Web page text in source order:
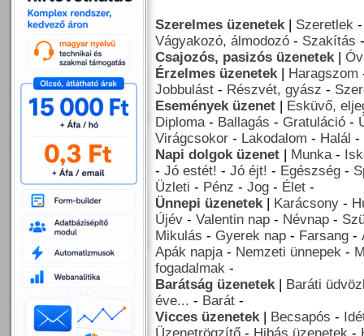
Szerelmes üzenetek| Szeretlek
Vágyakozó, álmodozó - Szakítás
Csajozós, pasizós üzenetek|
Érzelmes üzenetek| Haragszom
Jobbulást - Részvét, gyász -
Események üzenet | Esküvő,
Diploma- Ballagás - Gratuláció -
Virágcsokor - Lakodalom - Halál -
Napi dolgok üzenet | Munka-
- Jó estét! - Jó éjt! - Egészség -
Üzleti - Pénz - Jog - Élet -
Ünnepi üzenetek| Karácsony -
Újév - Valentin nap - Névnap -
Mikulás - Gyerek nap - Farsang -
Apák napja- Nemzeti ünnepek -
fogadalmak -
Barátság üzenetek| Baráti
éve... - Barát -
Vicces üzenetek| Becsapós -